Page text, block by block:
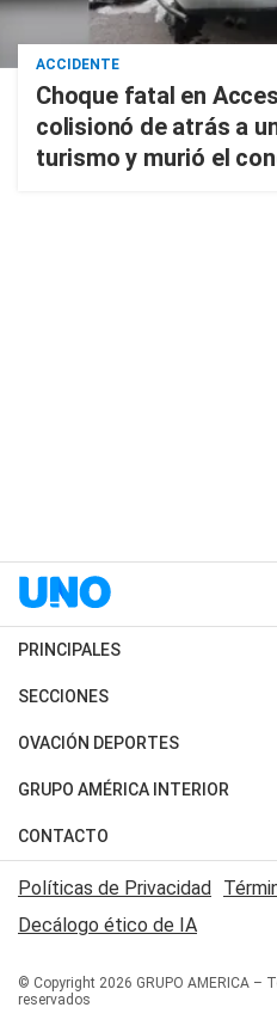
ACCIDENTE
Choque fatal en
colisionó de atrás a
turismo y murió el
PRINCIPALES
Últimas Noticias
Política
Judiciales
Economia
SECCIONES
Horóscopo
Motores
Trucos caseros
Series y Películas
Edictos y Solicitadas
OVACIÓN DEPORTES
Fútbol
Mundial
Automovilismo
Rugby
Básquet
GRUPO AMÉRICA INTERIOR
Canal 7 en Vivo
San Juan 8
CONTACTO
Acerca de Nosotros
Contactanos
Políticas de Privacidad
Decálogo ético de IA
© Copyright 2026 GRUPO AMERICA –
reservados